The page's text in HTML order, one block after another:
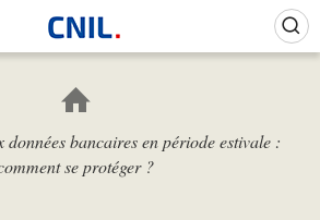
c
i
l
données bancaires en période estivale :
se protéger ?
sur les cookies (témoins de connexion)